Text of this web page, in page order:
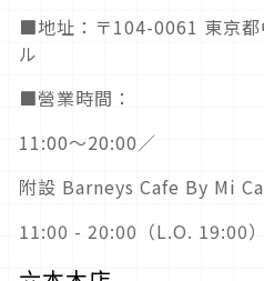
■地址：〒104-0061 東京
ル
■營業時間：
11:00～20:00∕
附設 Barneys Cafe By Mi
11:00 - 20:00（L.O. 19:00）